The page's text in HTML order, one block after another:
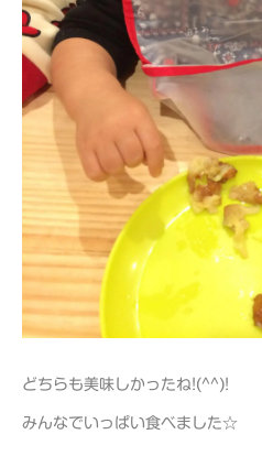
どちらも美味しかったね!(^^)!
みんなでいっぱい食べました☆